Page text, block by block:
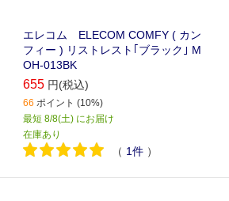
エレコム ELECOM COMFY ( カン
フィー ) リストレスト｢ブラック｣ M
OH-013BK
655 円(税込)
66 ポイント (10%)
最短 8/8(土) にお届け
在庫あり
（ 1件 ）